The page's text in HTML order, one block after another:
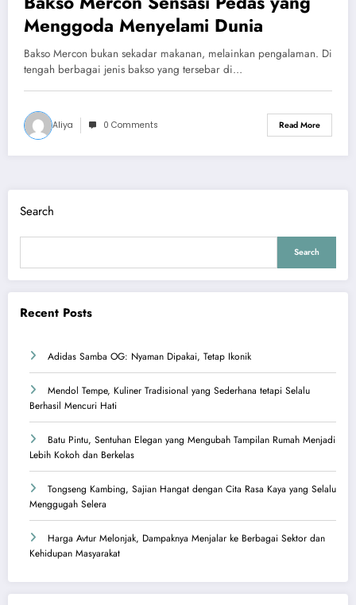
Menggoda Menyelami Dunia
Bakso Mercon bukan sekadar makanan, melainkan pengalaman. Di
tengah berbagai jenis bakso yang tersebar di…
Aliya 0 Comments Read More
Search
Search
Recent Posts
Adidas Samba OG: Nyaman Dipakai, Tetap Ikonik
Mendol Tempe, Kuliner Tradisional yang Sederhana tetapi Selalu
Berhasil Mencuri Hati
Batu Pintu, Sentuhan Elegan yang Mengubah Tampilan Rumah Menjadi
Lebih Kokoh dan Berkelas
Tongseng Kambing, Sajian Hangat dengan Cita Rasa Kaya yang Selalu
Menggugah Selera
Harga Avtur Melonjak, Dampaknya Menjalar ke Berbagai Sektor dan
Kehidupan Masyarakat